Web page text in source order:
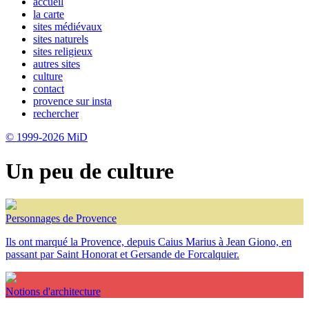
la carte
sites médiévaux
sites naturels
sites religieux
autres sites
culture
contact
provence sur insta
rechercher
© 1999-2026 MiD
Un peu de culture
Personnages de Provence
Ils ont marqué la Provence, depuis Caius Marius à Jean Giono, en
passant par Saint Honorat et Gersande de Forcalquier.
Notions d'architecture